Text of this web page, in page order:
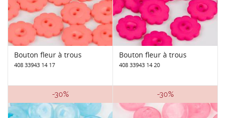
Bouton fleur à trous
408 33943 14 17
Bouton fleur à trous
408 33943 14 20
-30% -30%